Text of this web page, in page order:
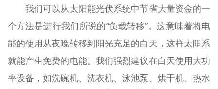
我们可以从太阳能光伏系统中节省大量资金的一
个方法是进行我们所说的“负载转移”。这意味着将电
能的使用从夜晚转移到阳光充足的白天，这样太阳系
就能产生免费的电能。我们强烈建议在白天使用大功
率设备，如洗碗机、洗衣机、泳池泵、烘干机、热水